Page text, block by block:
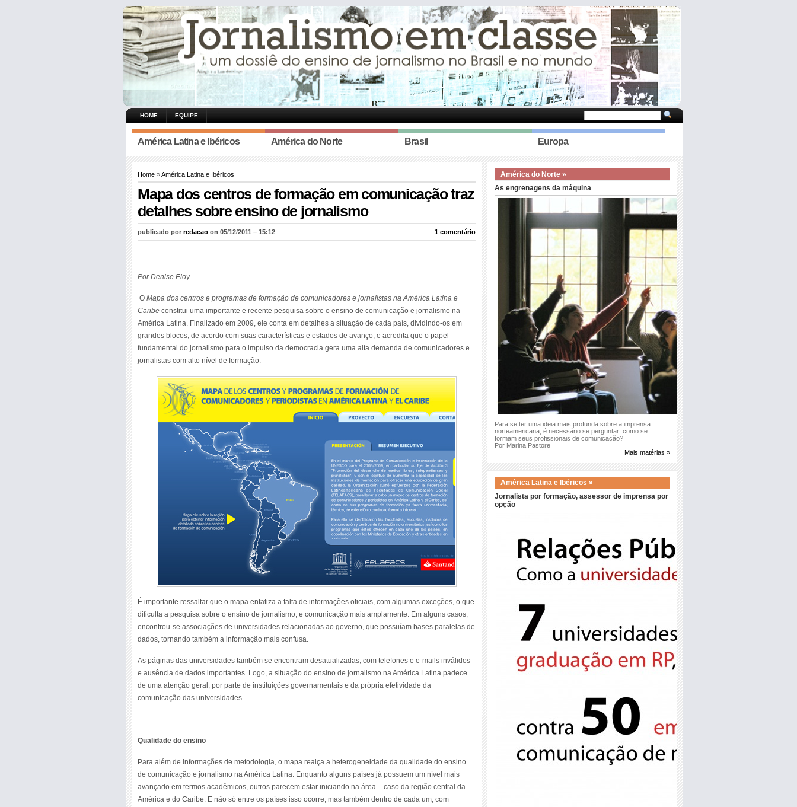
HOME EQUIPE
América Latina e Ibéricos América do Norte Brasil Europa
Home »América Latina e Ibéricos
Mapa dos centros de formação em comunicação traz
detalhes sobre ensino de jornalismo
publicado por redacao on 05/12/2011 – 15:12 1 comentário
Por Denise Eloy
O Mapa dos centros e programas de formação de comunicadores e jornalistas na América Latina e
Caribe constitui uma importante e recente pesquisa sobre o ensino de comunicação e jornalismo na
América Latina. Finalizado em 2009, ele conta em detalhes a situação de cada país, dividindo-os em
grandes blocos, de acordo com suas características e estados de avanço, e acredita que o papel
fundamental do jornalismo para o impulso da democracia gera uma alta demanda de comunicadores e
jornalistas com alto nível de formação.
É importante ressaltar que o mapa enfatiza a falta de informações oficiais, com algumas exceções, o que
dificulta a pesquisa sobre o ensino de jornalismo, e comunicação mais amplamente. Em alguns casos,
encontrou-se associações de universidades relacionadas ao governo, que possuíam bases paralelas de
dados, tornando também a informação mais confusa.
As páginas das universidades também se encontram desatualizadas, com telefones e e-mails inválidos
e ausência de dados importantes. Logo, a situação do ensino de jornalismo na América Latina padece
de uma atenção geral, por parte de instituições governamentais e da própria efetividade da
comunicação das universidades.
Qualidade do ensino
Para além de informações de metodologia, o mapa realça a heterogeneidade da qualidade do ensino
de comunicação e jornalismo na América Latina. Enquanto alguns países já possuem um nível mais
avançado em termos acadêmicos, outros parecem estar iniciando na área – caso da região central da
América e do Caribe. E não só entre os países isso ocorre, mas também dentro de cada um, com
América do Norte »
As engrenagens da máquina
Para se ter uma ideia mais profunda sobre a imprensa
norteamericana, é necessário se perguntar: como se
formam seus profissionais de comunicação?
Por Marina Pastore
Mais matérias »
América Latina e Ibéricos »
Jornalista por formação, assessor de imprensa por
opção